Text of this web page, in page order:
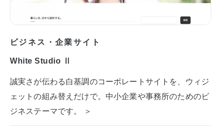
ビジネス・企業サイト
White Studio Ⅱ
誠実さが伝わる白基調のコーポレートサイトを、ウィジ
ェットの組み替えだけで。中小企業や事務所のためのビ
ジネステーマです。 ＞